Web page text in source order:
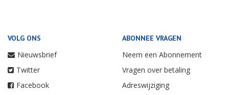
VOLG ONS
Nieuwsbrief
Twitter
Facebook
ABONNEE VRAGEN
Neem een Abonnement
Vragen over betaling
Adreswijziging